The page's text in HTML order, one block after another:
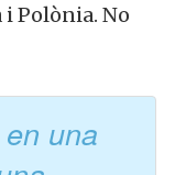
Polònia. No
una